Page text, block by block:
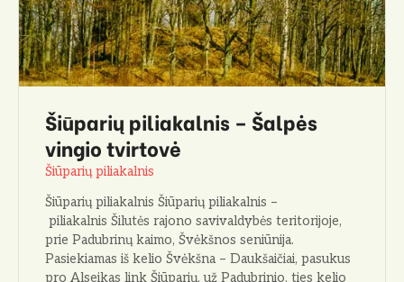
Šiūparių piliakalnis – Šalpės
vingio tvirtovė
Šiūparių piliakalnis
Šiūparių piliakalnis Šiūparių piliakalnis –
piliakalnis Šilutės rajono savivaldybės teritorijoje,
prie Padubrinų kaimo, Švėkšnos seniūnija.
Pasiekiamas iš kelio Švėkšna – Daukšaičiai, pasukus
pro Alseikas link Šiūparių, už Padubrinio, ties kelio